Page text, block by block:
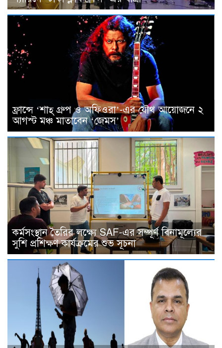
ফ্রান্সে ‘শাহ্ গ্রুপ ও অফিওরা’-এর যৌথ আয়োজনে ২
আগস্ট মঞ্চ মাতাবেন ‘জেমস’
কর্মসংস্থান তৈরির লক্ষ্যে SAF-এর সম্পূর্ণ বিনামূল্যের
সুশি প্রশিক্ষণ কার্যক্রমের শুভ সূচনা